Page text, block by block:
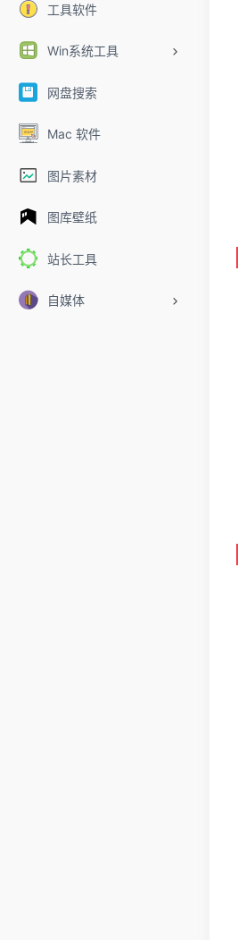
工具软件
Win系统工具
网盘搜索
Mac 软件
图片素材
图库壁纸
站长工具
自媒体